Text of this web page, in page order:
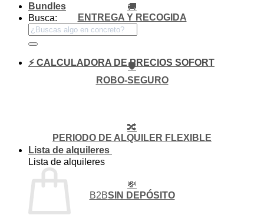
Bundles
Busca:
⚡ CALCULADORA DE PRECIOS SOFORT
Lista de alquileres
Lista de alquileres
🚚
ENTREGA Y RECOGIDA
🛡️
ROBO-SEGURO
🔀
PERIODO DE ALQUILER FLEXIBLE
💸
B2BSIN DEPÓSITO